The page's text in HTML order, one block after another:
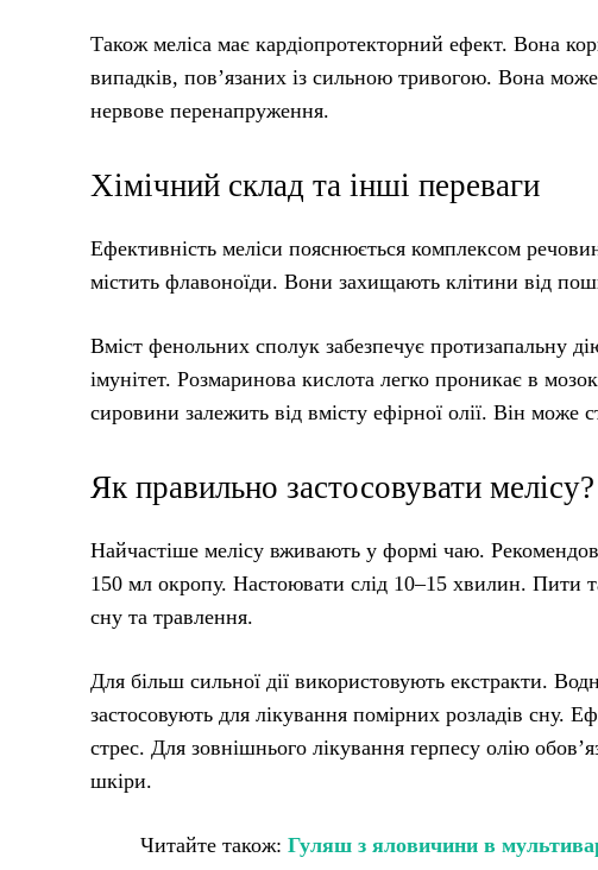
Також меліса має кардіопротекторний ефект. Вона
випадків, пов’язаних із сильною тривогою. Вона
нервове перенапруження.
Хімічний склад та інші переваги
Ефективність меліси пояснюється комплексом
містить флавоноїди. Вони захищають клітини від
Вміст фенольних сполук забезпечує протизапальну
імунітет. Розмаринова кислота легко проникає в
сировини залежить від вмісту ефірної олії. Він
Як правильно застосовувати мелісу?
Найчастіше мелісу вживають у формі чаю.
150 мл окропу. Настоювати слід 10–15 хвилин. Пити
сну та травлення.
Для більш сильної дії використовують екстракти.
застосовують для лікування помірних розладів сну.
стрес. Для зовнішнього лікування герпесу олію
шкіри.
Читайте також: Гуляш з яловичини в